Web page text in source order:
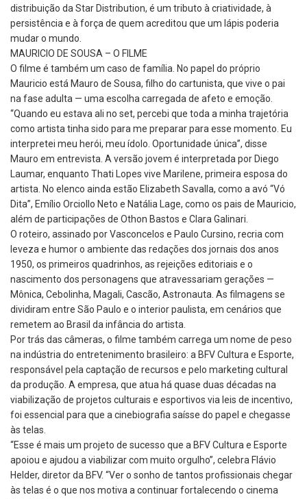
distribuição da Star Distribution, é um tributo à criatividade, à
persistência e à força de quem acreditou que um lápis poderia
mudar o mundo.
MAURICIO DE SOUSA – O FILME
O filme é também um caso de família. No papel do próprio
Mauricio está Mauro de Sousa, filho do cartunista, que vive o pai
na fase adulta — uma escolha carregada de afeto e emoção.
“Quando eu estava ali no set, percebi que toda a minha trajetória
como artista tinha sido para me preparar para esse momento. Eu
interpretei meu herói, meu ídolo. Oportunidade única”, disse
Mauro em entrevista. A versão jovem é interpretada por Diego
Laumar, enquanto Thati Lopes vive Marilene, primeira esposa do
artista. No elenco ainda estão Elizabeth Savalla, como a avó “Vó
Dita”, Emílio Orciollo Neto e Natália Lage, como os pais de Mauricio,
além de participações de Othon Bastos e Clara Galinari.
O roteiro, assinado por Vasconcelos e Paulo Cursino, recria com
leveza e humor o ambiente das redações dos jornais dos anos
1950, os primeiros quadrinhos, as rejeições editoriais e o
nascimento dos personagens que atravessariam gerações —
Mônica, Cebolinha, Magali, Cascão, Astronauta. As filmagens se
dividiram entre São Paulo e o interior paulista, em cenários que
remetem ao Brasil da infância do artista.
Por trás das câmeras, o filme também carrega um nome de peso
na indústria do entretenimento brasileiro: a BFV Cultura e Esporte,
responsável pela captação de recursos e pelo marketing cultural
da produção. A empresa, que atua há quase duas décadas na
viabilização de projetos culturais e esportivos via leis de incentivo,
foi essencial para que a cinebiografia saísse do papel e chegasse
às telas.
“Esse é mais um projeto de sucesso que a BFV Cultura e Esporte
apoiou e ajudou a viabilizar com muito orgulho”, celebra Flávio
Helder, diretor da BFV. “Ver o sonho de tantos profissionais chegar
às telas é o que nos motiva a continuar fortalecendo o cinema